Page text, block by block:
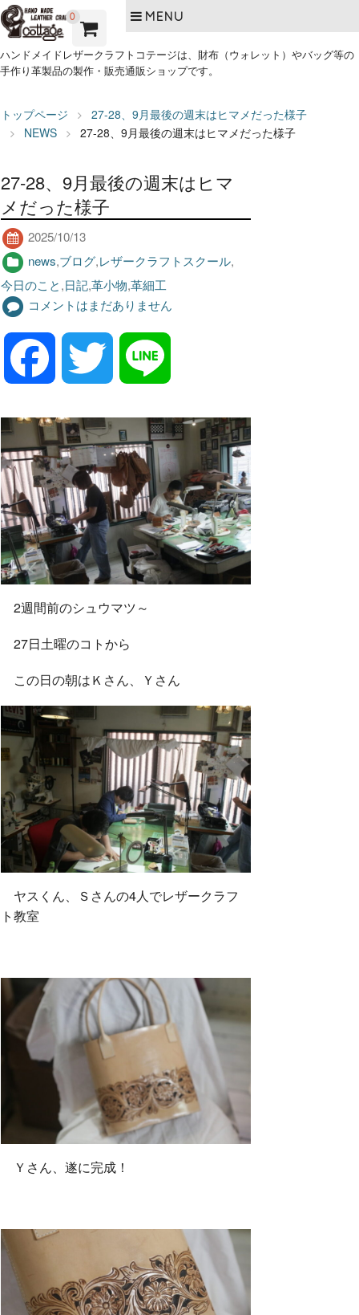
0 MENU
ハンドメイドレザークラフトコテージは、財布（ウォレット）やバッグ等の
手作り革製品の製作・販売通販ショップです。
トップページ
27-28、9月最後の週末はヒマメだった様子
NEWS
27-28、9月最後の週末はヒマメだった様子
27-28、9月最後の週末はヒマ
メだった様子
2025/10/13
news,ブログ,レザークラフトスクール,
今日のこと,日記,革小物,革細工
コメントはまだありません
c
e
b
o
k
i
t
t
e
n
e
2週間前のシュウマツ～
27日土曜のコトから
この日の朝はＫさん、Ｙさん
ヤスくん、Ｓさんの4人でレザークラフ
ト教室
Ｙさん、遂に完成！